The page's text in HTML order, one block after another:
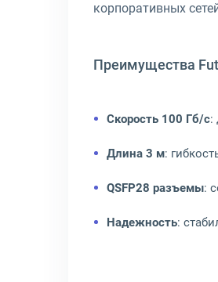
корпоративных
Преимущества
Скорость 100 Гб/с:
Длина 3 м:
QSFP28 разъемы:
Надежность: